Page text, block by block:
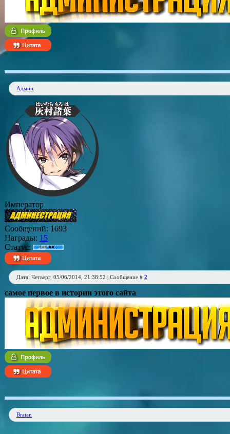
Админ
Император
Сообщений: 1693
Награды: 15
Статус:
Дата: Четверг, 05/06/2014, 21:38:52 | Сообщение # 2
самое первое в истории этого сайта
Bratan